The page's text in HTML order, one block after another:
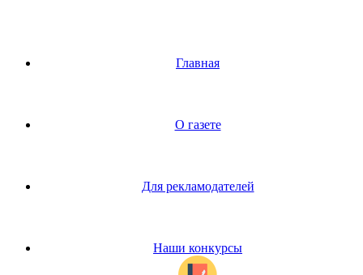
Главная
О газете
Для рекламодателей
Наши конкурсы